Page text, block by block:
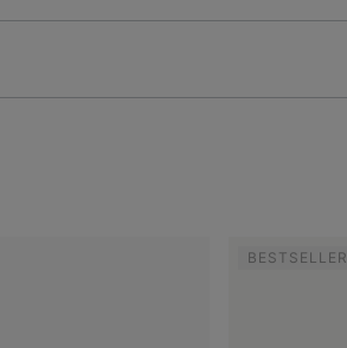
BESTSELLER